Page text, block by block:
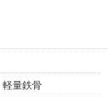
軽量鉄骨